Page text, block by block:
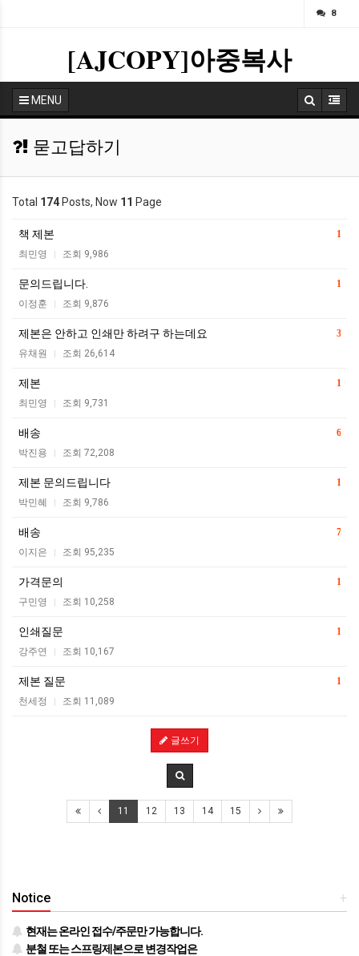
8
[AJCOPY]아중복사
MENU
묻고답하기
Total 174 Posts, Now 11 Page
1
책 제본
최민영 | 조회 9,986
1
문의드립니다.
이정훈 | 조회 9,876
3
제본은 안하고 인쇄만 하려구 하는데요
유채원 | 조회 26,614
1
제본
최민영 | 조회 9,731
6
배송
박진용 | 조회 72,208
1
제본 문의드립니다
박민혜 | 조회 9,786
7
배송
이지은 | 조회 95,235
1
가격문의
구민영 | 조회 10,258
1
인쇄질문
강주연 | 조회 10,167
1
제본 질문
천세정 | 조회 11,089
글쓰기
11 12 13 14 15
+
Notice
현재는 온라인 접수/주문만 가능합니다.
분철 또는 스프링제본으로 변경작업은